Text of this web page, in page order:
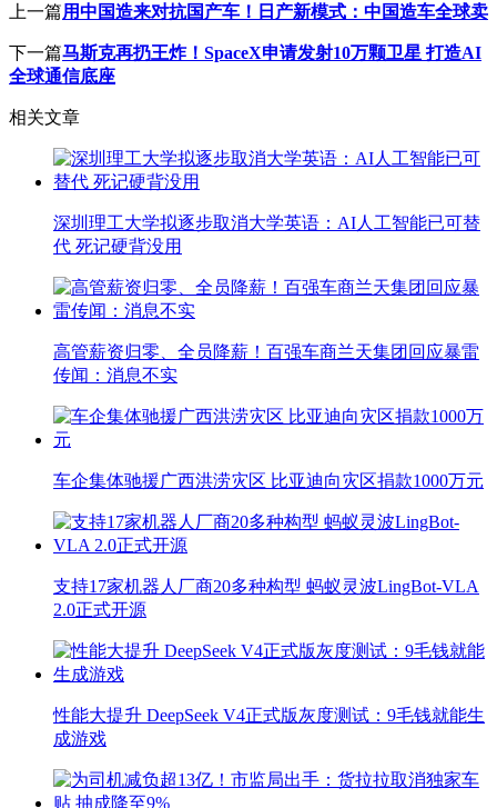
上一篇用中国造来对抗国产车！日产新模式：中国造车全球卖
下一篇马斯克再扔王炸！SpaceX申请发射10万颗卫星 打造AI
全球通信底座
相关文章
深圳理工大学拟逐步取消大学英语：AI人工智能已可替
代 死记硬背没用
高管薪资归零、全员降薪！百强车商兰天集团回应暴雷
传闻：消息不实
车企集体驰援广西洪涝灾区 比亚迪向灾区捐款1000万元
支持17家机器人厂商20多种构型 蚂蚁灵波LingBot-VLA
2.0正式开源
性能大提升 DeepSeek V4正式版灰度测试：9毛钱就能生
成游戏